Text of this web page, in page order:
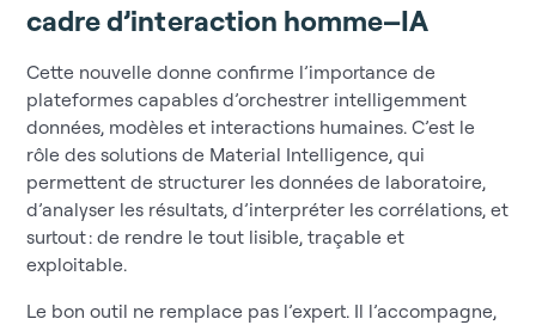
cadre d’interaction homme–IA
Cette nouvelle donne confirme l’importance de
plateformes capables d’orchestrer intelligemment
données, modèles et interactions humaines. C’est le
rôle des solutions de Material Intelligence, qui
permettent de structurer les données de laboratoire,
d’analyser les résultats, d’interpréter les corrélations, et
surtout : de rendre le tout lisible, traçable et
exploitable.
Le bon outil ne remplace pas l’expert. Il l’accompagne,